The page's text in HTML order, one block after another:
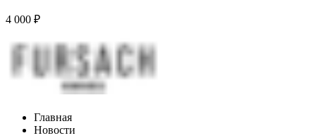
4 000 ₽
Главная
Новости